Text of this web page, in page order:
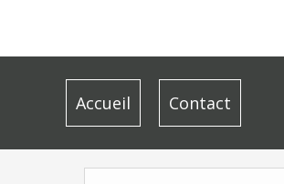
Accueil Contact